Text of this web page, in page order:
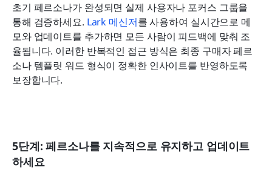
초기 페르소나가 완성되면 실제 사용자나 포커스 그룹을
통해 검증하세요. Lark 메신저를 사용하여 실시간으로 메
모와 업데이트를 추가하면 모든 사람이 피드백에 맞춰 조
율됩니다. 이러한 반복적인 접근 방식은 최종 구매자 페르
소나 템플릿 워드 형식이 정확한 인사이트를 반영하도록
보장합니다.
5단계: 페르소나를 지속적으로 유지하고 업데이트
하세요